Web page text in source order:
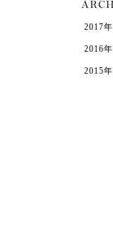
2017年
2016年
2015年